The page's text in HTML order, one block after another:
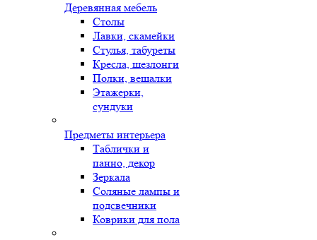
Деревянная мебель
Столы
Лавки, скамейки
Стулья, табуреты
Кресла, шезлонги
Полки, вешалки
Этажерки,
сундуки
Предметы интерьера
Таблички и
панно, декор
Зеркала
Соляные лампы и
подсвечники
Коврики для пола